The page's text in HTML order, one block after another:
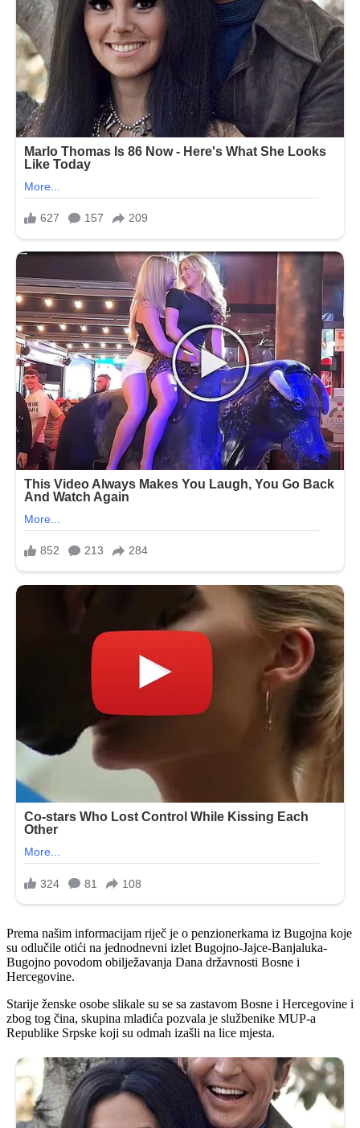
Prema našim informacijam riječ je o penzionerkama iz Bugojna koje
su odlučile otići na jednodnevni izlet Bugojno-Jajce-Banjaluka-
Bugojno povodom obilježavanja Dana državnosti Bosne i
Hercegovine.
Starije ženske osobe slikale su se sa zastavom Bosne i Hercegovine i
zbog tog čina, skupina mladića pozvala je službenike MUP-a
Republike Srpske koji su odmah izašli na lice mjesta.